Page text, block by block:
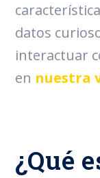
datos
interactuar
en nuestra
¿Qué